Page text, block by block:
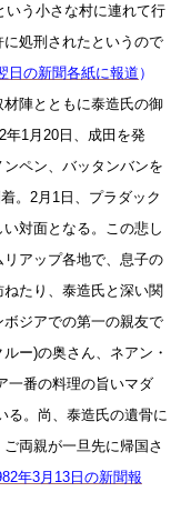
いう小さな村に連れて行
処刑されたというので
日の新聞各紙に報道 ）
陣とともに泰造氏の御
年1月20日、成田を発
ペン、バッタンバンを
。2月1日、プラダック
対面となる。この悲し
アップ各地で、息子の
たり、泰造氏と深い関
ジアでの第一の親友で
ー)の奥さん、ネアン・
一番の料理の旨いマダ
る。尚、泰造氏の遺骨に
両親が一旦先に帰国さ
年3月13日の新聞報